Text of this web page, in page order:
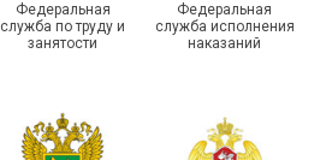
организаций ГУФСИН
России по Пермскому
Федеральная
служба по труду и
занятости
Федеральная
служба исполнения
наказаний